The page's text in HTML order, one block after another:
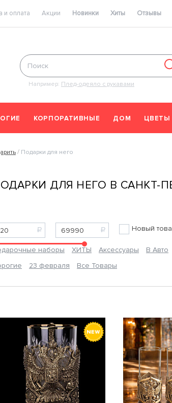
и оплата Акции Новинки Хиты Отзывы
Например: Плед-одеяло с рукавами
КОРПОРАТИВНЫЕ ДОМ ЦВЕТЫ
Подарки для него
ДЛЯ НЕГО В САНКТ-
Новый
наборы ХИТЫ Аксессуары В Авто
23 февраля Все Товары